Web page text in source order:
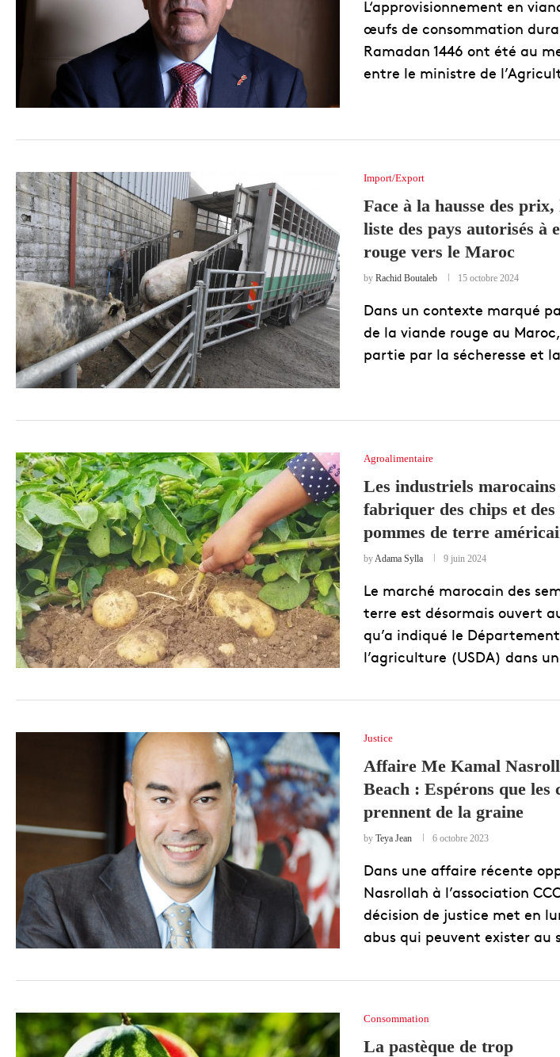
L‘approvisionnement en
œufs de consommation
Ramadan 1446 ont été au
entre le ministre de
Import/Export
Face à la hausse des
liste des pays autorisés à
rouge vers le Maroc
by Rachid Boutaleb 15 octobre 2024
Dans un contexte marqué
de la viande rouge au
partie par la sécheresse et
Agroalimentaire
Les industriels
fabriquer des chips et
pommes de terre
by Adama Sylla 9 juin 2024
Le marché marocain des
terre est désormais ouvert
qu’a indiqué le
l’agriculture (USDA) dans
Justice
Affaire Me Kamal
Beach : Espérons que les
prennent de la graine
by Teya Jean 6 octobre 2023
Dans une affaire récente
Nasrollah à l’association
décision de justice met en
abus qui peuvent exister au
Consommation
La pastèque de trop